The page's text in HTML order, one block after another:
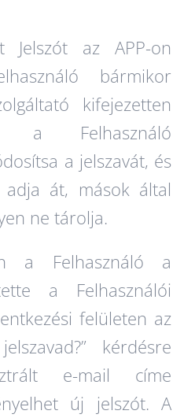
Jelszót az APP-on
bármikor
kifejezetten
a Felhasználó
a jelszavát, és
át, mások által
ne tárolja.
a Felhasználó a
a Felhasználói
felületen az
kérdésre
e-mail címe
új jelszót. A